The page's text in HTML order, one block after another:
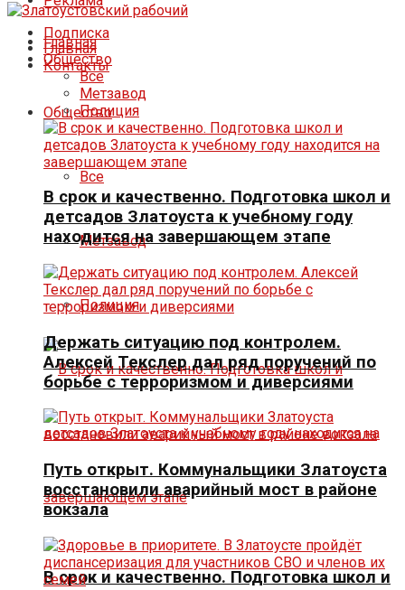
Подписка
Контакты
Главная
Общество
Все
Метзавод
Полиция
В срок и качественно. Подготовка школ и
Главная
Общество
Все
Метзавод
Полиция
В срок и качественно. Подготовка школ и
детсадов Златоуста к учебному году
находится на завершающем этапе
Держать ситуацию под контролем.
Алексей Текслер дал ряд поручений по
борьбе с терроризмом и диверсиями
Путь открыт. Коммунальщики Златоуста
восстановили аварийный мост в районе
вокзала